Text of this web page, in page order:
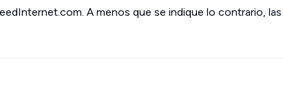
A menos que se indique lo contrario, las